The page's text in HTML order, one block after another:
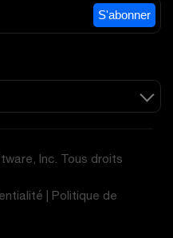
S'abonner
Inc. Tous droits
Politique de